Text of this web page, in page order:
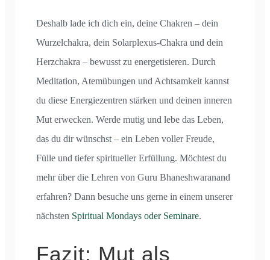
Deshalb lade ich dich ein, deine Chakren – dein
Wurzelchakra, dein Solarplexus-Chakra und dein
Herzchakra – bewusst zu energetisieren. Durch
Meditation, Atemübungen und Achtsamkeit kannst
du diese Energiezentren stärken und deinen inneren
Mut erwecken. Werde mutig und lebe das Leben,
das du dir wünschst – ein Leben voller Freude,
Fülle und tiefer spiritueller Erfüllung. Möchtest du
mehr über die Lehren von Guru Bhaneshwaranand
erfahren? Dann besuche uns gerne in einem unserer
nächsten Spiritual Mondays oder Seminare.
Fazit: Mut als